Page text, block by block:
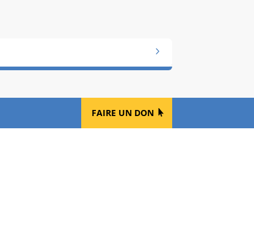
FAIRE UN DON